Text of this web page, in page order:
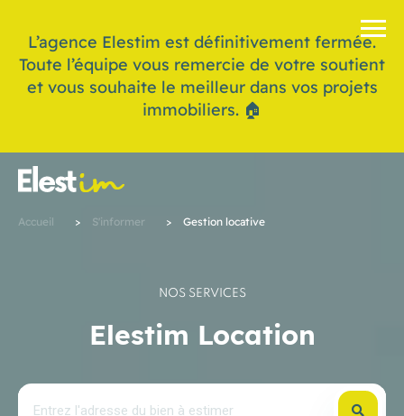
L’agence Elestim est définitivement fermée.
Toute l’équipe vous remercie de votre soutient
et vous souhaite le meilleur dans vos projets
immobiliers. 🏠
Accueil > S'informer > Gestion locative
NOS SERVICES
Elestim Location